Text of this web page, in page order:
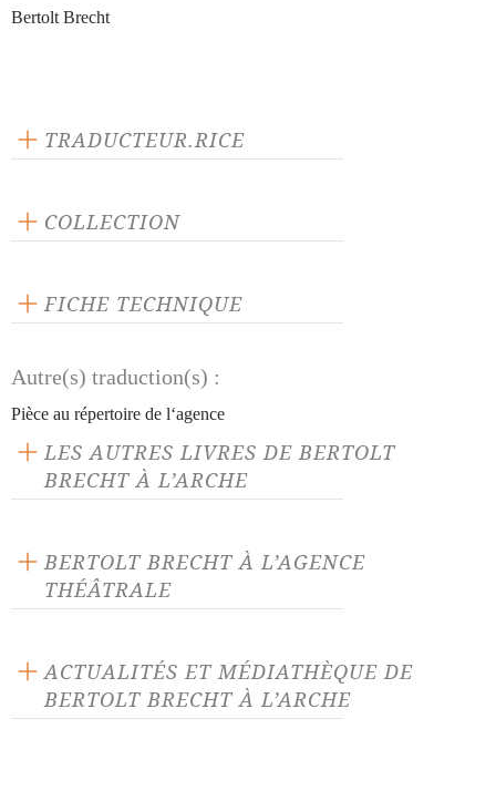
Bertolt Brecht
TRADUCTEUR.RICE
COLLECTION
FICHE TECHNIQUE
120 pages
Prix : 11.00 €
ISBN : 9782851810120
Autre(s) traduction(s) :
Pièce au répertoire de l‘agence
LES AUTRES LIVRES DE BERTOLT
BRECHT À L’ARCHE
BERTOLT BRECHT À L’AGENCE
THÉÂTRALE
Baal (version 1919) Baal (version 1926)
ACTUALITÉS ET MÉDIATHÈQUE DE
BERTOLT BRECHT À L’ARCHE